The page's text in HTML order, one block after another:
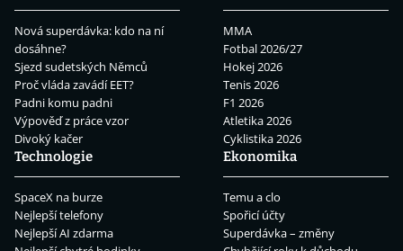
Nová superdávka: kdo na ní
dosáhne?
Sjezd sudetských Němců
Proč vláda zavádí EET?
Padni komu padni
Výpověď z práce vzor
Divoký kačer
MMA
Fotbal 2026/27
Hokej 2026
Tenis 2026
F1 2026
Atletika 2026
Cyklistika 2026
Technologie
SpaceX na burze
Nejlepší telefony
Nejlepší AI zdarma
Ekonomika
Temu a clo
Spořicí účty
Superdávka – změny